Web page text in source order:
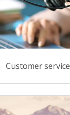
Customer service